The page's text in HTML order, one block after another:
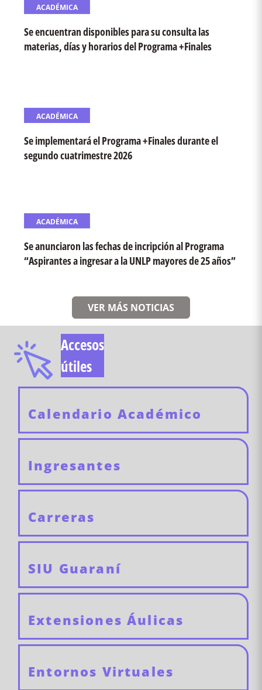
ACADÉMICA
Se encuentran disponibles para su consulta las
materias, días y horarios del Programa +Finales
ACADÉMICA
Se implementará el Programa +Finales durante el
segundo cuatrimestre 2026
ACADÉMICA
Se anunciaron las fechas de incripción al Programa
“Aspirantes a ingresar a la UNLP mayores de 25 años”
VER MÁS NOTICIAS
Accesos
útiles
Calendario Académico
Ingresantes
Carreras
SIU Guaraní
Extensiones Áulicas
Entornos Virtuales